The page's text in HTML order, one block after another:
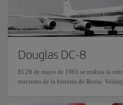
Douglas DC-8
El 29 de mayo de 1961 se realiza la
reactores de la historia de Iberia: